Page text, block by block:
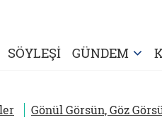
SÖYLEŞİ GÜNDEM
Gönül Görsün, Göz